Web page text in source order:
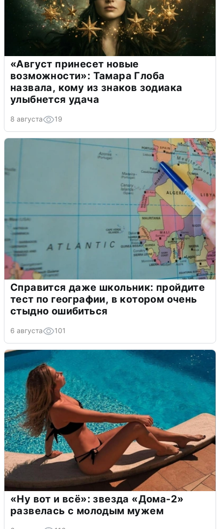
«Август принесет новые
возможности»: Тамара Глоба
назвала, кому из знаков зодиака
улыбнется удача
8 августа 19
Справится даже школьник: пройдите
тест по географии, в котором очень
стыдно ошибиться
6 августа 101
«Ну вот и всё»: звезда «Дома-2»
развелась с молодым мужем